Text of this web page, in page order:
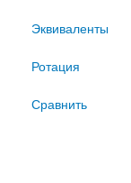
Эквиваленты
Ротация
Сравнить